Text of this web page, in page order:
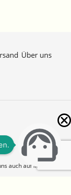
Über uns
auch auf lieber-